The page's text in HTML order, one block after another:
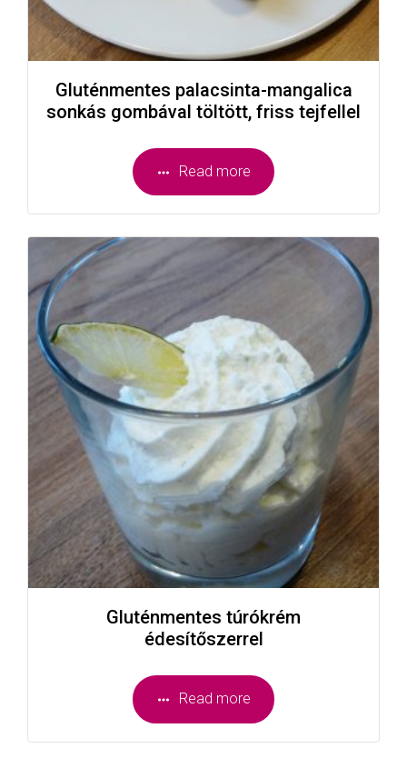
Gluténmentes palacsinta-mangalica
sonkás gombával töltött, friss tejfellel
Read more
Gluténmentes túrókrém
édesítőszerrel
Read more